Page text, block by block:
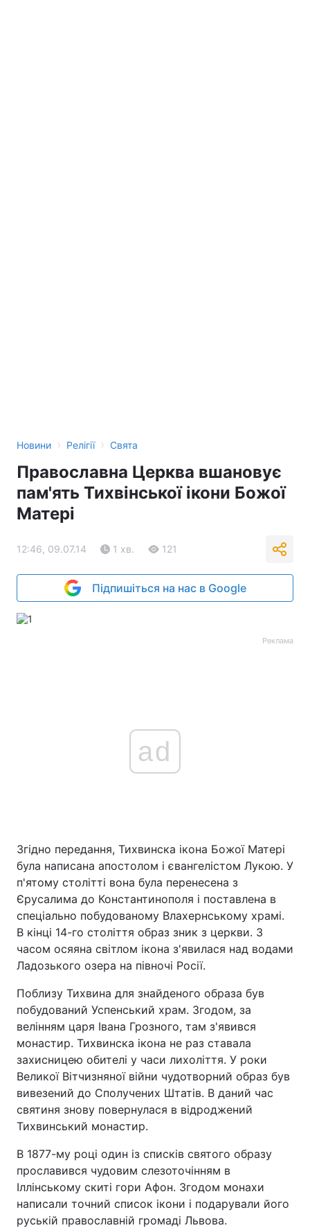
Новини › Релігії › Свята
Православна Церква вшановує
пам'ять Тихвінської ікони Божої
Матері
12:46, 09.07.14 1 хв. 121
Підпишіться на нас в Google
Реклама
ad
Згідно передання, Тихвинска ікона Божої Матері
була написана апостолом і євангелістом Лукою. У
п'ятому столітті вона була перенесена з
Єрусалима до Константинополя і поставлена в
спеціально побудованому Влахернському храмі.
В кінці 14-го століття образ зник з церкви. З
часом осяяна світлом ікона з'явилася над водами
Ладозького озера на півночі Росії.
Поблизу Тихвина для знайденого образа був
побудований Успенський храм. Згодом, за
велінням царя Івана Грозного, там з'явився
монастир. Тихвинска ікона не раз ставала
захисницею обителі у часи лихоліття. У роки
Великої Вітчизняної війни чудотворний образ був
вивезений до Сполучених Штатів. В даний час
святиня знову повернулася в відроджений
Тихвинський монастир.
В 1877-му році один із списків святого образу
прославився чудовим слезоточінням в
Іллінському скиті гори Афон. Згодом монахи
написали точний список ікони і подарували його
руській православній громаді Львова.